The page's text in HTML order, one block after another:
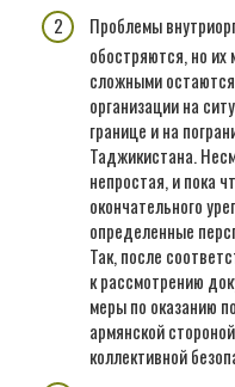
Проблемы
обостряются, но
сложными
организации на
границе и на
Таджикистана.
непростая, и пока
окончательного
определенные
Так, после
к рассмотрению
меры по оказанию
армянской
коллективной